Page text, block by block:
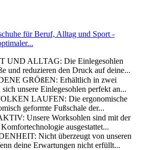
für Beruf, Alltag und Sport -
UND ALLTAG: Die Einlegesohlen
und reduzieren den Druck auf deine...
GRÖßEN: Erhältlich in zwei
sich unsere Einlegesohlen perfekt an...
LAUFEN: Die ergonomische
geformte Fußschale der...
Unsere Worksohlen sind mit der
ausgestattet...
Nicht überzeugt von unseren
deine Erwartungen nicht erfüllt...